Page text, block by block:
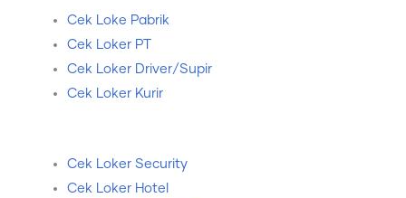
Cek Loke Pabrik
Cek Loker PT
Cek Loker Driver/Supir
Cek Loker Kurir
Cek Loker Security
Cek Loker Hotel